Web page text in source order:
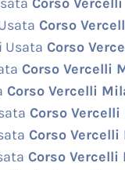
Corso
Usata Corso
Corso Vercelli
Corso Vercelli
Corso
Corso
Corso Vercelli